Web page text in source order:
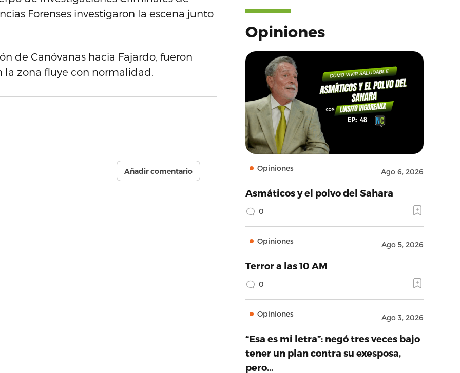
Forenses investigaron la escena junto
de Canóvanas hacia Fajardo, fueron
la zona fluye con normalidad.
Añadir comentario
Opiniones
Opiniones Ago 6, 2026
Asmáticos y el polvo del Sahara
0
Opiniones Ago 5, 2026
Terror a las 10 AM
0
Opiniones Ago 3, 2026
“Esa es mi letra”: negó tres veces bajo
tener un plan contra su exesposa,
pero…